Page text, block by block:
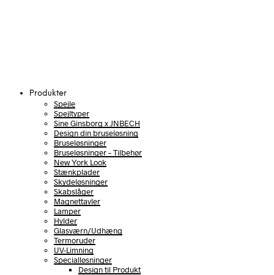
Produkter
Spejle
Spejltyper
Sine Ginsborg x JNBECH
Design din bruseløsning
Bruseløsninger
Bruseløsninger – Tilbehør
New York Look
Stænkplader
Skydeløsninger
Skabslåger
Magnettavler
Lamper
Hylder
Glasværn/Udhæng
Termoruder
UV-Limning
Specialløsninger
Design til Produkt